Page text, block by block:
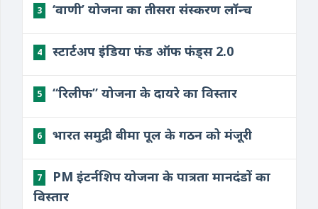
3 ‘वाणी’ योजना का तीसरा संस्करण लॉन्च
4 स्टार्टअप इंडिया फंड ऑफ फंड्स 2.0
5 “रिलीफ” योजना के दायरे का विस्तार
6 भारत समुद्री बीमा पूल के गठन को मंजूरी
7
PM इंटर्नशिप योजना के पात्रता मानदंडों का
विस्तार